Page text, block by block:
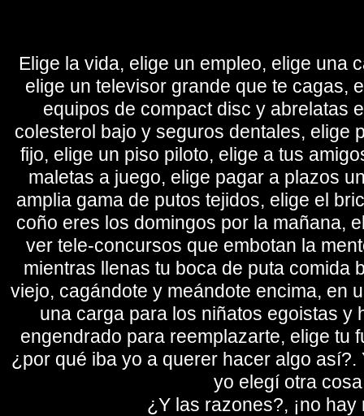
Elige la vida, elige un empleo, elige una
elige un televisor grande que te cagas,
equipos de compact disc y abrelatas
colesterol bajo y seguros dentales, elige
fijo, elige un piso piloto, elige a tus
maletas a juego, elige pagar a plazos
amplia gama de putos tejidos, elige el
coño eres los domingos por la mañana,
ver tele-concursos que embotan la
mientras llenas tu boca de puta comida
viejo, cagándote y meándote encima, en
una carga para los niñatos egoistas y
engendrado para reemplazarte, elige tu
¿por qué iba yo a querer hacer algo así?.
yo elegí otra
¿Y las razones?, ¡no hay